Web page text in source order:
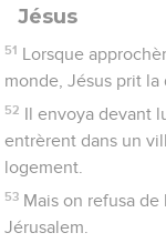
Jésus
51 Lorsque
monde, Jésus prit la
52 Il envoya devant
entrèrent dans un
logement.
53 Mais on refusa
Jérusalem.